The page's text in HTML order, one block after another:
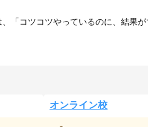
「コツコツやっているのに、結果
オンライン校